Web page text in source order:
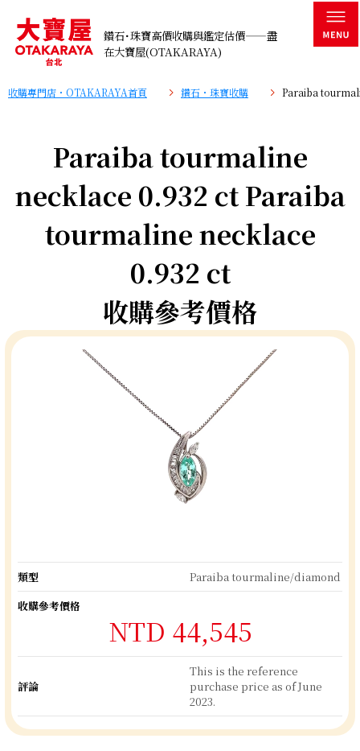
鑽石･珠寶高價收購與鑑定估價——盡
在大寶屋(OTAKARAYA)
收購專門店・OTAKARAYA首頁 鑽石・珠寶收購 Paraiba
Paraiba tourmaline
necklace 0.932 ct Paraiba
tourmaline necklace
0.932 ct
收購參考價格
類型
Paraiba tourmaline/diamond
收購參考價格
NTD 44,545
評論
This is the reference
purchase price as of June
2023.